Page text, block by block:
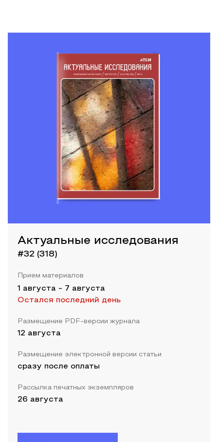
Актуальные исследования
#32 (318)
Прием материалов
1 августа - 7 августа
Остался последний день
Размещение PDF-версии журнала
12 августа
Размещение электронной версии статьи
сразу после оплаты
Рассылка печатных экземпляров
26 августа